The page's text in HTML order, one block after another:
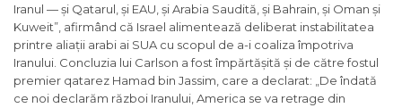
Iranul — și Qatarul, și EAU, și Arabia Saudită, și Bahrain, și Oman și
Kuweit”, afirmând că Israel alimentează deliberat instabilitatea
printre aliații arabi ai SUA cu scopul de a-i coaliza împotriva
Iranului. Concluzia lui Carlson a fost împărtășită și de către fostul
premier qatarez Hamad bin Jassim, care a declarat: „De îndată
ce noi declarăm război Iranului, America se va retrage din